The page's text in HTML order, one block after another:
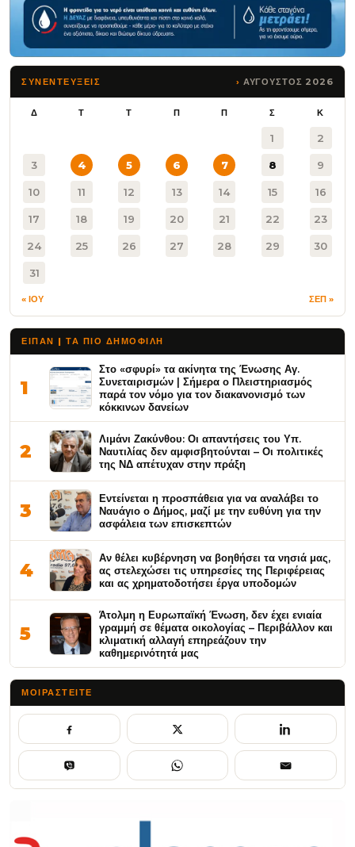
ΣΥΝΕΝΤΕΥΞΕΙΣ ΑΥΓΟΥΣΤΟΣ 2026
Δ Τ Τ Π Π Σ Κ
1 2
3 4 5 6 7 8 9
10 11 12 13 14 15 16
17 18 19 20 21 22 23
24 25 26 27 28 29 30
31
« ΙΟΥ ΣΕΠ »
ΕΙΠΑΝ | ΤΑ ΠΙΟ ΔΗΜΟΦΙΛΉ
1
Στο «σφυρί» τα ακίνητα της Ένωσης Αγ.
Συνεταιρισμών | Σήμερα ο Πλειστηριασμός
παρά τον νόμο για τον διακανονισμό των
κόκκινων δανείων
2
Λιμάνι Ζακύνθου: Οι απαντήσεις του Υπ.
Ναυτιλίας δεν αμφισβητούνται – Οι πολιτικές
της ΝΔ απέτυχαν στην πράξη
3
Εντείνεται η προσπάθεια για να αναλάβει το
Ναυάγιο ο Δήμος, μαζί με την ευθύνη για την
ασφάλεια των επισκεπτών
4
Αν θέλει κυβέρνηση να βοηθήσει τα νησιά μας,
ας στελεχώσει τις υπηρεσίες της Περιφέρειας
και ας χρηματοδοτήσει έργα υποδομών
5
Άτολμη η Ευρωπαϊκή Ένωση, δεν έχει ενιαία
γραμμή σε θέματα οικολογίας – Περιβάλλον και
κλιματική αλλαγή επηρεάζουν την
καθημερινότητά μας
ΜΟΙΡΑΣΤΕΊΤΕ